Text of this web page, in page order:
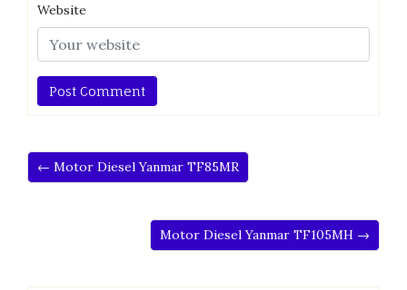
Website
← Motor Diesel Yanmar TF85MR
Motor Diesel Yanmar TF105MH →